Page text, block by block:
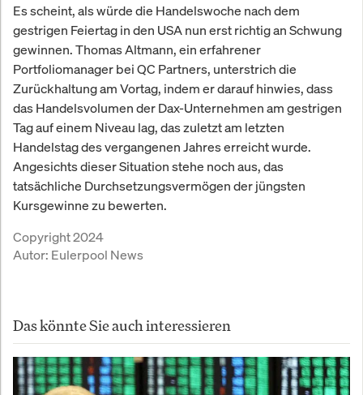
Es scheint, als würde die Handelswoche nach dem
gestrigen Feiertag in den USA nun erst richtig an Schwung
gewinnen. Thomas Altmann, ein erfahrener
Portfoliomanager bei QC Partners, unterstrich die
Zurückhaltung am Vortag, indem er darauf hinwies, dass
das Handelsvolumen der Dax-Unternehmen am gestrigen
Tag auf einem Niveau lag, das zuletzt am letzten
Handelstag des vergangenen Jahres erreicht wurde.
Angesichts dieser Situation stehe noch aus, das
tatsächliche Durchsetzungsvermögen der jüngsten
Kursgewinne zu bewerten.
Copyright 2024
Autor: Eulerpool News
Das könnte Sie auch interessieren